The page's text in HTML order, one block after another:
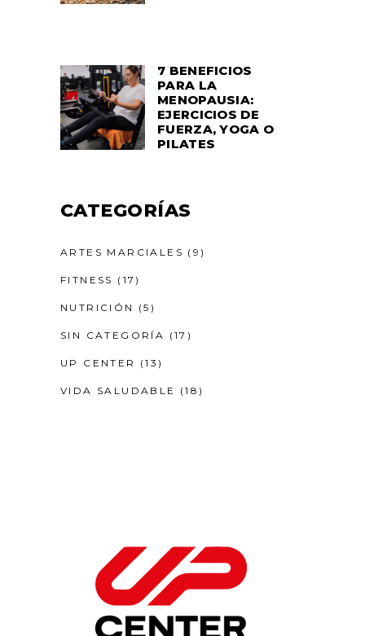
7 BENEFICIOS
PARA LA
MENOPAUSIA:
EJERCICIOS DE
FUERZA, YOGA O
PILATES
CATEGORÍAS
ARTES MARCIALES (9)
FITNESS (17)
NUTRICIÓN (5)
SIN CATEGORÍA (17)
UP CENTER (13)
VIDA SALUDABLE (18)